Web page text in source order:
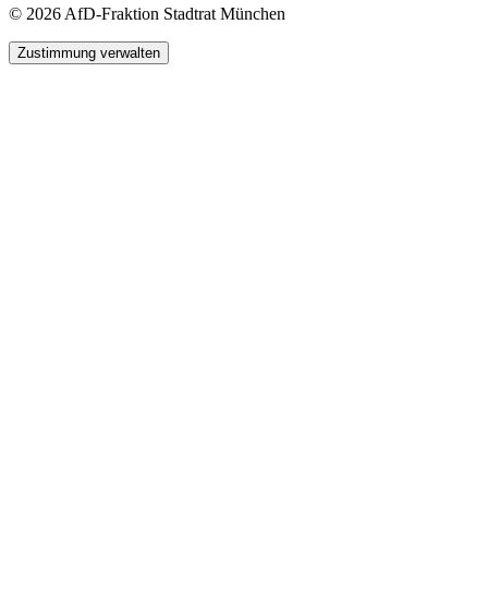
© 2026 AfD-Fraktion Stadtrat München
Zustimmung verwalten